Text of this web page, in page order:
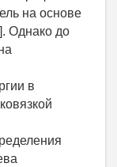
на основе
Однако до
в